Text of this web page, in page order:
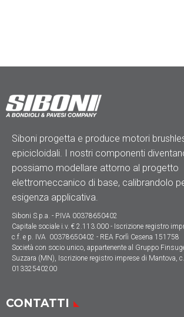
Siboni progetta e produce motori
epicicloidali. I nostri componenti
possiamo modellare attorno al progetto
elettromeccanico di base, calibrandolo
esigenza applicativa.
Siboni S.p.a. - P.IVA 00378650402
Capitale sociale i.v. € 2.113.000 - Iscrizione registro
c.f. e p. IVA 00378650402 - REA Forlì Cesena 151758
Società con socio unico, appartenente al Gruppo
Suzzara (MN), Iscrizione registro imprese di Mantova,
01332540200
CONTATTI